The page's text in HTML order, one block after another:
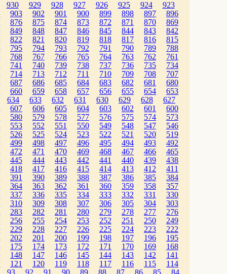
930 929 928 927 926 925 924
923
903 902 901 900 899 898 897
896
876 875 874 873 872 871 870
869
849 848 847 846 845 844 843
842
822 821 820 819 818 817 816
815
795 794 793 792 791 790 789
788
768 767 766 765 764 763 762
761
741 740 739 738 737 736 735
734
714 713 712 711 710 709 708
707
687 686 685 684 683 682 681
680
660 659 658 657 656 655 654
653
634 633 632 631 630 629 628
627
607 606 605 604 603 602 601
600
580 579 578 577 576 575 574
573
553 552 551 550 549 548 547
546
526 525 524 523 522 521 520
519
499 498 497 496 495 494 493
492
472 471 470 469 468 467 466
465
445 444 443 442 441 440 439
438
418 417 416 415 414 413 412
411
391 390 389 388 387 386 385
384
364 363 362 361 360 359 358
357
337 336 335 334 333 332 331
330
310 309 308 307 306 305 304
303
283 282 281 280 279 278 277
276
256 255 254 253 252 251 250
249
229 228 227 226 225 224 223
222
202 201 200 199 198 197 196
195
175 174 173 172 171 170 169
168
148 147 146 145 144 143 142
141
121 120 119 118 117 116 115
114
93 92 91 90 89 88 87 86 85
84